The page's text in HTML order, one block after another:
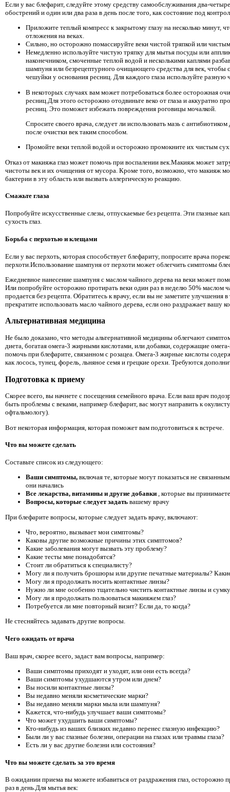
Если у вас блефарит, следуйте этому средству самообслуживания два-
обострений и один или два раза в день после того, как состояние под
Приложите теплый компресс к закрытому глазу на несколько минут,
отложения на веках.
Сильно, но осторожно помассируйте веки чистой тряпкой или
Немедленно используйте чистую тряпку для мытья посуды или
наконечником, смоченные теплой водой и несколькими каплями
шампуня или безрецептурного очищающего средства для век,
чешуйки у основания ресниц. Для каждого глаза используйте разную
В некоторых случаях вам может потребоваться более осторожная
ресниц.Для этого осторожно отодвиньте веко от глаза и аккуратно
ресниц. Это поможет избежать повреждения роговицы мочалкой.
Спросите своего врача, следует ли использовать мазь с
после очистки век таким способом.
Промойте веки теплой водой и осторожно промокните их чистым
Отказ от макияжа глаз может помочь при воспалении век.Макияж может
чистоты век и их очищения от мусора. Кроме того, возможно, что макияж
бактерии в эту область или вызвать аллергическую реакцию.
Смажьте глаза
Попробуйте искусственные слезы, отпускаемые без рецепта. Эти глазные
сухость глаз.
Борьба с перхотью и клещами
Если у вас перхоть, которая способствует блефариту, попросите врача
перхоти.Использование шампуня от перхоти может облегчить симптомы
Ежедневное нанесение шампуня с маслом чайного дерева на веки может
Или попробуйте осторожно протирать веки один раз в неделю 50% маслом
продается без рецепта. Обратитесь к врачу, если вы не заметите улучшения
прекратите использовать масло чайного дерева, если оно раздражает вашу
Альтернативная медицина
Не было доказано, что методы альтернативной медицины облегчают
диета, богатая омега-3 жирными кислотами, или добавки, содержащие
помочь при блефарите, связанном с розацеа. Омега-3 жирные кислоты
как лосось, тунец, форель, льняное семя и грецкие орехи. Требуются
Подготовка к приему
Скорее всего, вы начнете с посещения семейного врача. Если ваш врач
быть проблемы с веками, например блефарит, вас могут направить к
офтальмологу).
Вот некоторая информация, которая поможет вам подготовиться к встрече.
Что вы можете сделать
Составьте список из следующего:
Ваши симптомы, включая те, которые могут показаться не
они начались
Все лекарства, витамины и другие добавки , которые вы
Вопросы, которые следует задать вашему врачу
При блефарите вопросы, которые следует задать врачу, включают:
Что, вероятно, вызывает мои симптомы?
Каковы другие возможные причины этих симптомов?
Какие заболевания могут вызвать эту проблему?
Какие тесты мне понадобятся?
Стоит ли обратиться к специалисту?
Могу ли я получить брошюры или другие печатные материалы?
Могу ли я продолжать носить контактные линзы?
Нужно ли мне особенно тщательно чистить контактные линзы и
Могу ли я продолжать пользоваться макияжем глаз?
Потребуется ли мне повторный визит? Если да, то когда?
Не стесняйтесь задавать другие вопросы.
Чего ожидать от врача
Ваш врач, скорее всего, задаст вам вопросы, например:
Ваши симптомы приходят и уходят, или они есть всегда?
Ваши симптомы ухудшаются утром или днем?
Вы носили контактные линзы?
Вы недавно меняли косметические марки?
Вы недавно меняли марки мыла или шампуня?
Кажется, что-нибудь улучшает ваши симптомы?
Что может ухудшить ваши симптомы?
Кто-нибудь из ваших близких недавно перенес глазную инфекцию?
Были ли у вас глазные болезни, операции на глазах или травмы глаза?
Есть ли у вас другие болезни или состояния?
Что вы можете сделать за это время
В ожидании приема вы можете избавиться от раздражения глаз, осторожно
раз в день.Для мытья век: